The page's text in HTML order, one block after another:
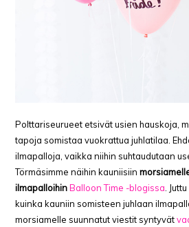
Polttariseurueet etsivät usien hauskoja,
tapoja somistaa vuokrattua juhlatilaa.
ilmapalloja, vaikka niihin suhtaudutaan
Törmäsimme näihin kauniisiin
ilmapalloihin Balloon Time -blogissa .
kuinka kauniin somisteen juhlaan
morsiamelle suunnatut viestit syntyvät